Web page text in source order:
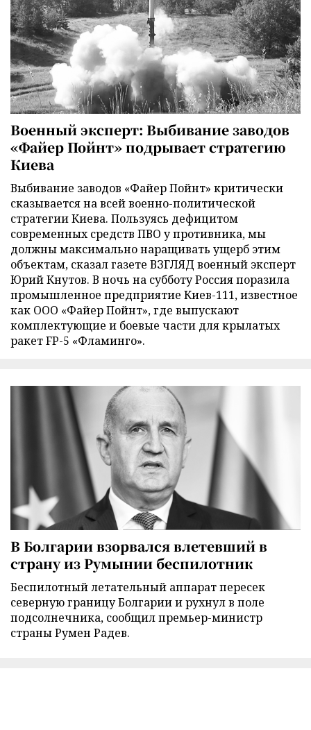
Военный эксперт: Выбивание заводов
«Файер Пойнт» подрывает стратегию
Киева
Выбивание заводов «Файер Пойнт» критически
сказывается на всей военно-политической
стратегии Киева. Пользуясь дефицитом
современных средств ПВО у противника, мы
должны максимально наращивать ущерб этим
объектам, сказал газете ВЗГЛЯД военный эксперт
Юрий Кнутов. В ночь на субботу Россия поразила
промышленное предприятие Киев-111, известное
как ООО «Файер Пойнт», где выпускают
комплектующие и боевые части для крылатых
ракет FP-5 «Фламинго».
В Болгарии взорвался влетевший в
страну из Румынии беспилотник
Беспилотный летательный аппарат пересек
северную границу Болгарии и рухнул в поле
подсолнечника, сообщил премьер-министр
страны Румен Радев.